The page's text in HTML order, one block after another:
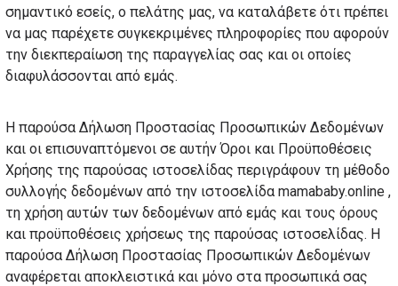
σημαντικό εσείς, ο πελάτης μας, να καταλάβετε ότι πρέπει
να μας παρέχετε συγκεκριμένες πληροφορίες που αφορούν
την διεκπεραίωση της παραγγελίας σας και οι οποίες
διαφυλάσσονται από εμάς.
Η παρούσα Δήλωση Προστασίας Προσωπικών Δεδομένων
και οι επισυναπτόμενοι σε αυτήν Όροι και Προϋποθέσεις
Χρήσης της παρούσας ιστοσελίδας περιγράφουν τη μέθοδο
συλλογής δεδομένων από την ιστοσελίδα mamababy.online ,
τη χρήση αυτών των δεδομένων από εμάς και τους όρους
και προϋποθέσεις χρήσεως της παρούσας ιστοσελίδας. Η
παρούσα Δήλωση Προστασίας Προσωπικών Δεδομένων
αναφέρεται αποκλειστικά και μόνο στα προσωπικά σας